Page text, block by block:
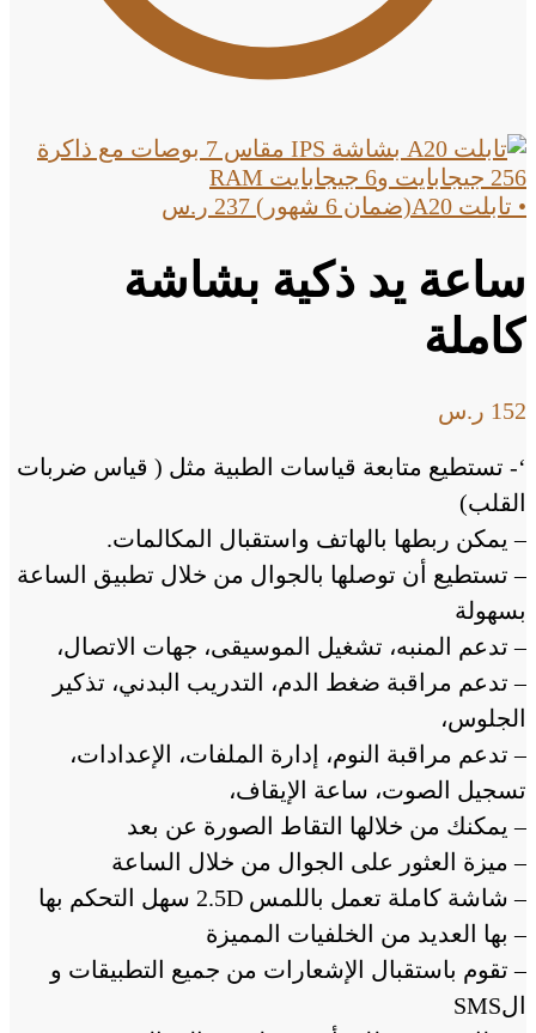
• تابلت A20(ضمان 6 شهور) 237 ر.س
ساعة يد ذكية بشاشة
كاملة
152 ر.س
‘- تستطيع متابعة قياسات الطبية مثل ( قياس ضربات
القلب)
– يمكن ربطها بالهاتف واستقبال المكالمات.
– تستطيع أن توصلها بالجوال من خلال تطبيق الساعة
بسهولة
– تدعم المنبه، تشغيل الموسيقى، جهات الاتصال،
– تدعم مراقبة ضغط الدم، التدريب البدني، تذكير
الجلوس،
– تدعم مراقبة النوم، إدارة الملفات، الإعدادات،
تسجيل الصوت، ساعة الإيقاف،
– يمكنك من خلالها التقاط الصورة عن بعد
– ميزة العثور على الجوال من خلال الساعة
– شاشة كاملة تعمل باللمس 2.5D سهل التحكم بها
– بها العديد من الخلفيات المميزة
– تقوم باستقبال الإشعارات من جميع التطبيقات و
الSMS